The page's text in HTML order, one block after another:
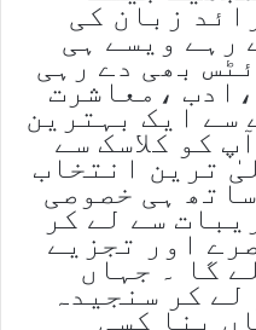
زبان کی
رہے ویسے ہی
بھی دے رہی
،معاشرت
سے ایک بہترین
کو کلاسک سے
ترین انتخاب
ہی خصوصی
سے لے کر
اور تجزیے
گا ۔ جہاں
کر سنجیدہ
بِنا کسی